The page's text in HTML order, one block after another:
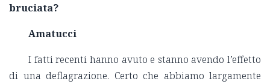
bruciata?
Amatucci
I fatti recenti hanno avuto e stanno avendo l’effetto
di una deflagrazione. Certo che abbiamo largamente